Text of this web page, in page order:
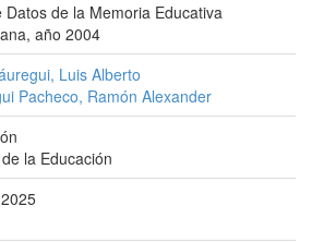
Datos de la Memoria Educativa
año 2004
Luis Alberto
Pacheco, Ramón Alexander
la Educación